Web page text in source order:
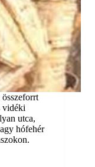
vidéki
utca,
hófehér